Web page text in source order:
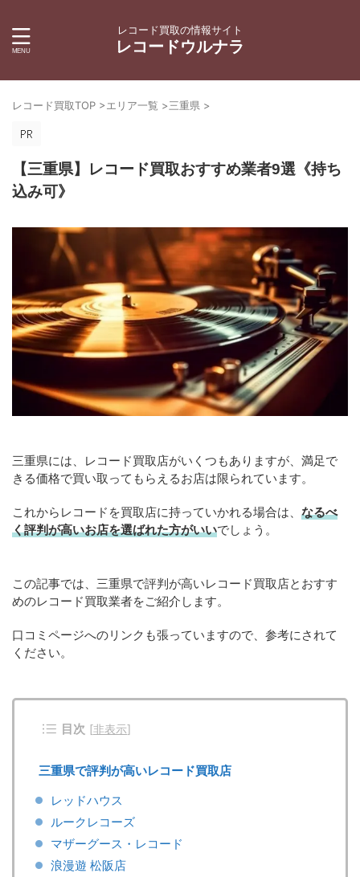
レコード買取の情報サイト
レコードウルナラ
レコード買取TOP >エリア一覧 >三重県 >
【三重県】レコード買取おすすめ業者9選《持ち
込み可》
三重県には、レコード買取店がいくつもありますが、満足で
きる価格で買い取ってもらえるお店は限られています。
これからレコードを買取店に持っていかれる場合は、 なるべ
く評判が高いお店を選ばれた方がいいでしょう。
この記事では、三重県で評判が高いレコード買取店とおすす
めのレコード買取業者をご紹介します。
口コミページへのリンクも張っていますので、参考にされて
ください。
目次 [非表示]
三重県で評判が高いレコード買取店
レッドハウス
ルークレコーズ
マザーグース・レコード
浪漫遊 松阪店